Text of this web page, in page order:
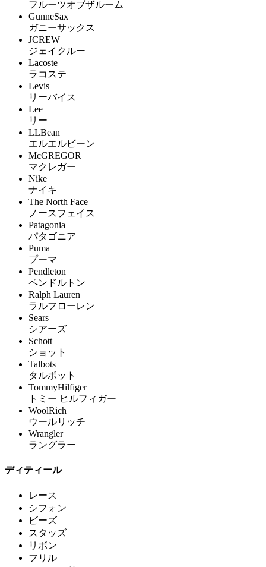
フルーツオブザルーム
GunneSax
ガニーサックス
JCREW
ジェイクルー
Lacoste
ラコステ
Levis
リーバイス
Lee
リー
LLBean
エルエルビーン
McGREGOR
マクレガー
Nike
ナイキ
The North Face
ノースフェイス
Patagonia
パタゴニア
Puma
プーマ
Pendleton
ペンドルトン
Ralph Lauren
ラルフローレン
Sears
シアーズ
Schott
ショット
Talbots
タルボット
TommyHilfiger
トミー ヒルフィガー
WoolRich
ウールリッチ
Wrangler
ラングラー
ディティール
レース
シフォン
ビーズ
スタッズ
リボン
フリル